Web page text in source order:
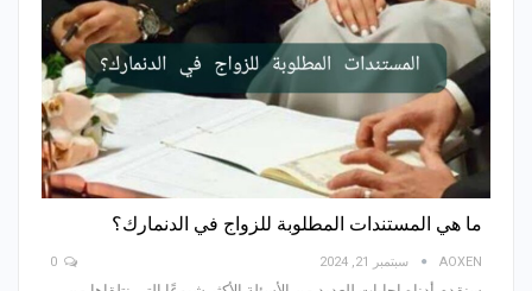
ما هي المستندات المطلوبة للزواج في الدنمارك؟
AOXEN سبتمبر 21, 2024